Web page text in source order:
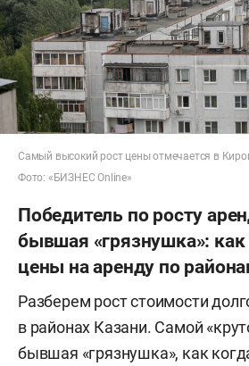
Самый высокий рост цены отмечается в
Фото: «БИЗНЕС Online»
Победитель по росту
бывшая «грязнушка»:
цены на аренду по
Разберем рост стоимости
в районах Казани. Самой
бывшая «грязнушка», как